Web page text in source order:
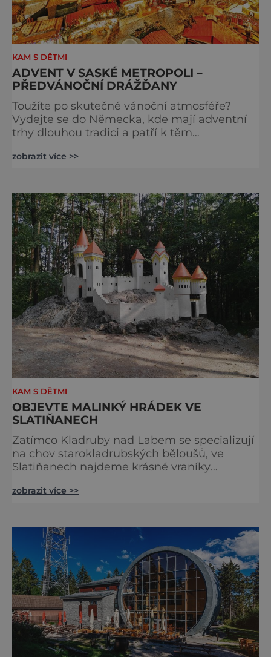
KAM S DĚTMI
ADVENT V SASKÉ METROPOLI –
PŘEDVÁNOČNÍ DRÁŽĎANY
Toužíte po skutečné vánoční atmosféře?
Vydejte se do Německa, kde mají adventní
trhy dlouhou tradici a patří k těm
českým hranicím najdete v Drážďanech –
S norimberským Christkindlesmarktem se
drážďanské vánoční trhy každoročně
přetahují o pozici nejnavštěvovanějších t
zobrazit více >>
KAM S DĚTMI
OBJEVTE MALINKÝ HRÁDEK VE
SLATIŇANECH
Zatímco Kladruby nad Labem se specializují
na chov starokladrubských běloušů, ve
Slatiňanech najdeme krásné vraníky
budově zámku se dozvíte více o chovu
některé exponáty připomínají využití koní ve
vojenství, dopravě, honech či dostizích.
[caption id="attachment_74515
zobrazit více >>